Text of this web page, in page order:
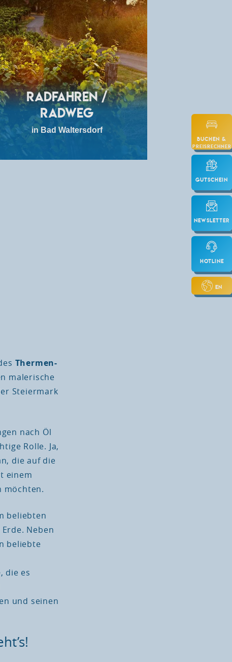
Radfahren /
Radweg
in Bad Waltersdorf
Thermen-
malerische
Steiermark
nach Öl
Rolle. Ja,
die auf die
einem
möchten.
beliebten
Neben
beliebte
die es
und seinen
Buchen &
Preisrechner
Gutschein
Newsletter
Hotline
EN